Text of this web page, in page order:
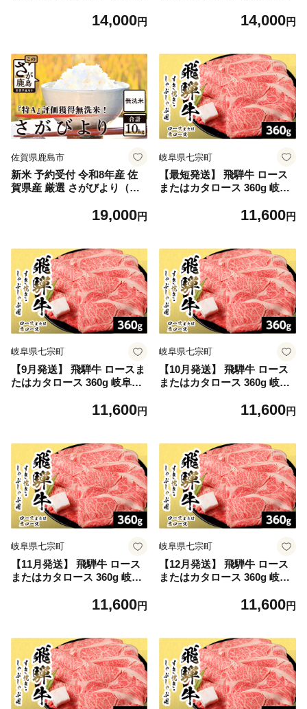
送》｜ 訳あり わけあり 訳ア
果物 青果 長野 長野県 信州
塩尻 塩尻市 桔梗ヶ原 産地直
送 冷蔵 先行予約 ふるさと納
税
14,000円
｜訳あり わけあり 訳アリ 家
フルーツ 果物 青果 長野 長野
県 信州 塩尻 塩尻市 桔梗ヶ原
産地直送 冷蔵
14,000円
佐賀県鹿島市
新米 予約受付 令和8年産 佐
賀県産 厳選 さがびより（無
19,000円
岐阜県七宗町
【最短発送】 飛騨牛 ロース
またはカタロース 360g 岐阜
鍋 黒毛和牛 肩ロース ロース
そう 自宅用 和牛 最短発送 養
老ミート
11,600円
岐阜県七宗町
【9月発送】 飛騨牛 ロースま
たはカタロース 360g 岐阜県
黒毛和牛 肩ロース ロース カ
う 自宅用 和牛 最短発送 養老
ミート
11,600円
岐阜県七宗町
【10月発送】 飛騨牛 ロース
またはカタロース 360g 岐阜
鍋 黒毛和牛 肩ロース ロース
そう 自宅用 和牛 最短発送 養
老ミート
11,600円
岐阜県七宗町
【11月発送】 飛騨牛 ロース
またはカタロース 360g 岐阜
鍋 黒毛和牛 肩ロース ロース
そう 自宅用 和牛 最短発送 養
老ミート
11,600円
岐阜県七宗町
【12月発送】 飛騨牛 ロース
またはカタロース 360g 岐阜
鍋 黒毛和牛 肩ロース ロース
そう 自宅用 和牛 最短発送 養
老ミート
11,600円